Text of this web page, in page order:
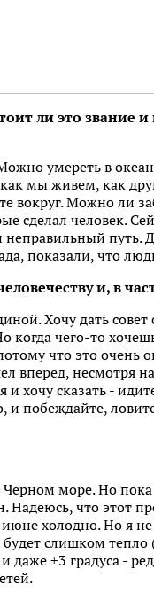
ли это звание
умереть в
мы живем, как
вокруг. Можно ли
сделал человек.
путь.
показали, что
и, в
Хочу дать
когда чего-то
что это
вперед, несмотря
и хочу сказать -
и побеждайте,
море. Но
Надеюсь, что этот
холодно. Но я
будет слишком
+3 градуса -